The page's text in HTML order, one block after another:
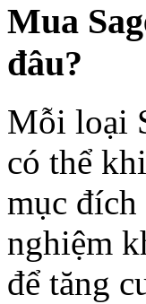
Mua
đâu?
Mỗi loại
có thể
mục đích
nghiệm
để tăng